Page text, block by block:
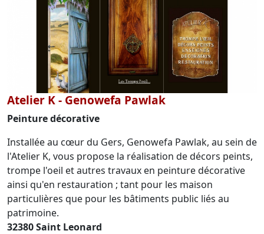
Atelier K - Genowefa Pawlak
Peinture décorative
Installée au cœur du Gers, Genowefa Pawlak, au sein de
l'Atelier K, vous propose la réalisation de décors peints,
trompe l'oeil et autres travaux en peinture décorative
ainsi qu'en restauration ; tant pour les maison
particulières que pour les bâtiments public liés au
patrimoine.
32380 Saint Leonard